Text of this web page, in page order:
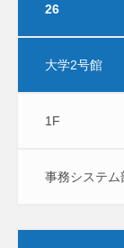
26
大学2号館
1F
事務システム